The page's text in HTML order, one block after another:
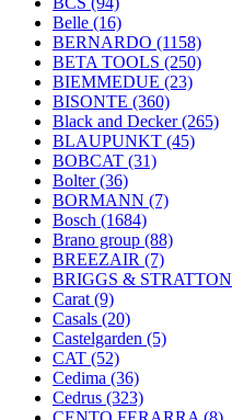
Belle (16)
BERNARDO (1158)
BETA TOOLS (250)
BIEMMEDUE (23)
BISONTE (360)
Black and Decker(265)
BLAUPUNKT (45)
BOBCAT (31)
Bolter(36)
BORMANN (7)
Bosch (1684)
Brano group (88)
BREEZAIR (7)
BRIGGS & STRATTON
Carat (9)
Casals (20)
Castelgarden (5)
CAT (52)
Cedima (36)
Cedrus (323)